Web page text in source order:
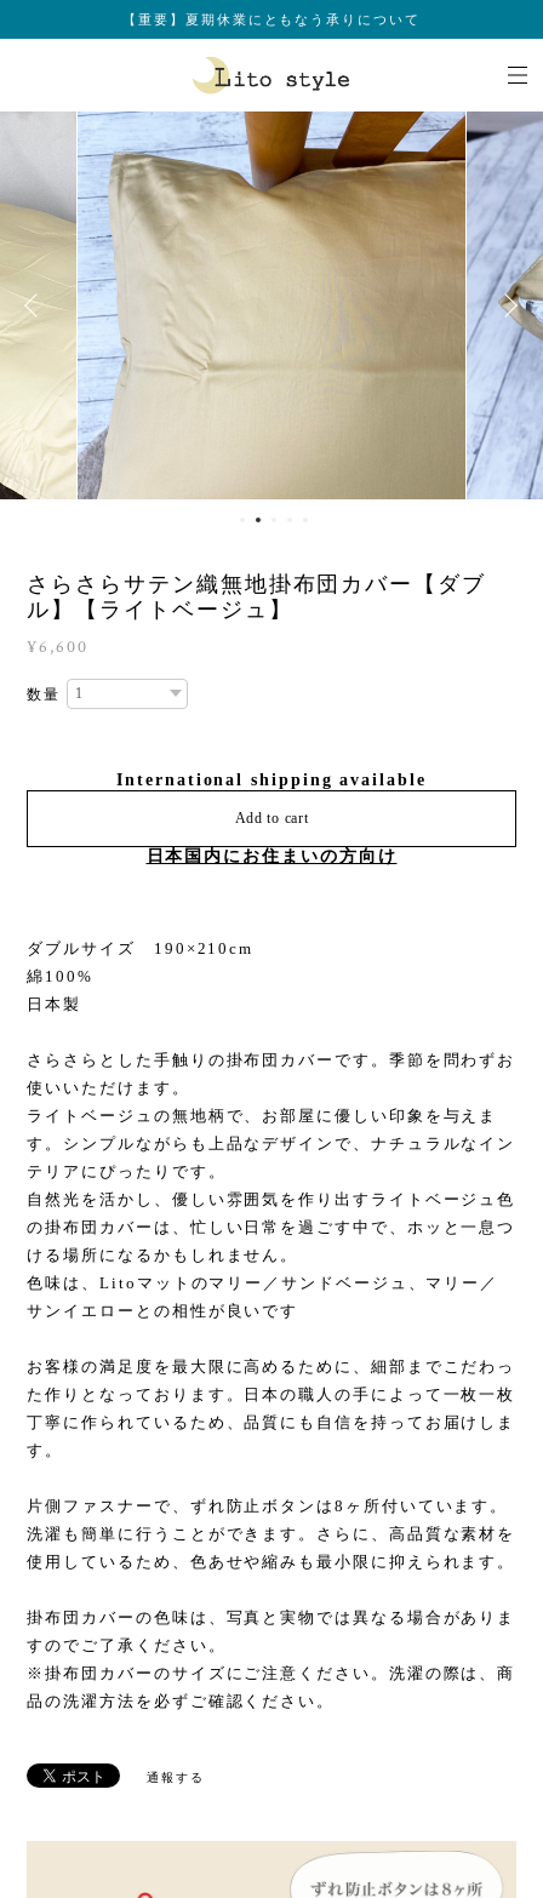
【重要】夏期休業にともなう承りについて
さらさらサテン織無地掛布団カバー【ダブ
ル】【ライトベージュ】
¥6,600
数量
International shipping available
Add to cart
日本国内にお住まいの方向け
ダブルサイズ 190×210cm
綿100%
日本製
さらさらとした手触りの掛布団カバーです。季節を問わずお
使いいただけます。
ライトベージュの無地柄で、お部屋に優しい印象を与えま
す。シンプルながらも上品なデザインで、ナチュラルなイン
テリアにぴったりです。
自然光を活かし、優しい雰囲気を作り出すライトベージュ色
の掛布団カバーは、忙しい日常を過ごす中で、ホッと一息つ
ける場所になるかもしれません。
色味は、Litoマットのマリー／サンドベージュ、マリー／
サンイエローとの相性が良いです
お客様の満足度を最大限に高めるために、細部までこだわっ
た作りとなっております。日本の職人の手によって一枚一枚
丁寧に作られているため、品質にも自信を持ってお届けしま
す。
片側ファスナーで、ずれ防止ボタンは8ヶ所付いています。
洗濯も簡単に行うことができます。さらに、高品質な素材を
使用しているため、色あせや縮みも最小限に抑えられます。
掛布団カバーの色味は、写真と実物では異なる場合がありま
すのでご了承ください。
※掛布団カバーのサイズにご注意ください。洗濯の際は、商
品の洗濯方法を必ずご確認ください。
通報する